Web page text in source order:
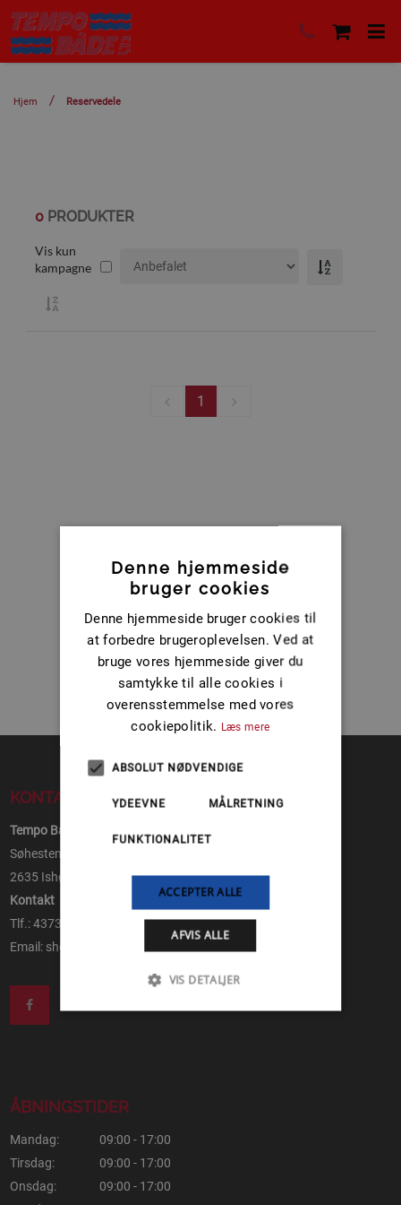
Hjem Reservedele
0PRODUKTER
Vis kun
kampagne
1
KONTAKT
Tempo Både ApS
Søhesten 8
2635 Ishøj
Kontakt
Tlf.: 43730105
Email: shop@tempo-baade.dk
ÅBNINGSTIDER
Mandag:
09:00 - 17:00
Tirsdag:
09:00 - 17:00
Onsdag:
09:00 - 17:00
Denne hjemmeside
bruger cookies
Denne hjemmeside bruger cookies til
at forbedre brugeroplevelsen. Ved at
bruge vores hjemmeside giver du
samtykke til alle cookies i
overensstemmelse med vores
cookiepolitik. Læs mere
ABSOLUT NØDVENDIGE
YDEEVNE MÅLRETNING
FUNKTIONALITET
ACCEPTER ALLE
AFVIS ALLE
VIS DETALJER